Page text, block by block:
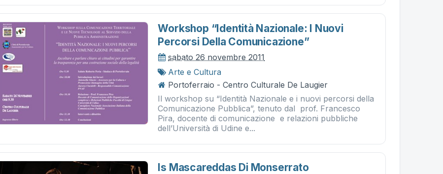
Workshop “identità Nazionale: I Nuovi
Percorsi Della Comunicazione”
sabato 26 novembre 2011
Arte e Cultura
Portoferraio - Centro Culturale De Laugier
Il workshop su “Identità Nazionale e i nuovi percorsi della
Comunicazione Pubblica”, tenuto dal prof. Francesco
Pira, docente di comunicazione e relazioni pubbliche
dell’Università di Udine e...
Is Mascareddas Di Monserrato